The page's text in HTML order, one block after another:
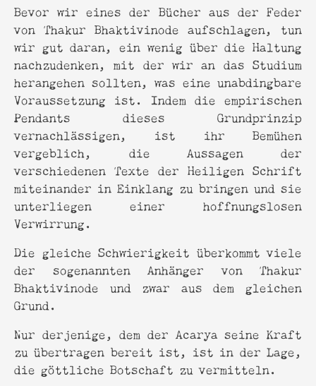
Bevor wir eines der Bücher aus der Feder
von Thakur Bhaktivinode aufschlagen, tun
wir gut daran, ein wenig über die Haltung
nachzudenken, mit der wir an das Studium
herangehen sollten, was eine unabdingbare
Voraussetzung ist. Indem die empirischen
Pendants dieses Grundprinzip
vernachlässigen, ist ihr Bemühen
vergeblich, die Aussagen der
verschiedenen Texte der Heiligen Schrift
miteinander in Einklang zu bringen und sie
unterliegen einer hoffnungslosen
Verwirrung.
Die gleiche Schwierigkeit überkommt viele
der sogenannten Anhänger von Thakur
Bhaktivinode und zwar aus dem gleichen
Grund.
Nur derjenige, dem der Acarya seine Kraft
zu übertragen bereit ist, ist in der Lage,
die göttliche Botschaft zu vermitteln.